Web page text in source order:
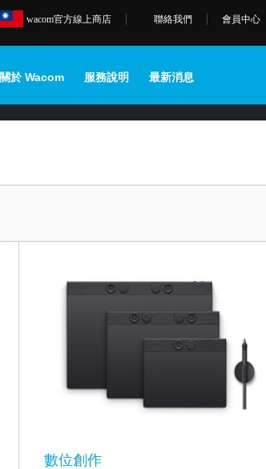
wacom官方線上商店 聯絡我們 會員中心
關於 Wacom 服務說明 最新消息
數位創作